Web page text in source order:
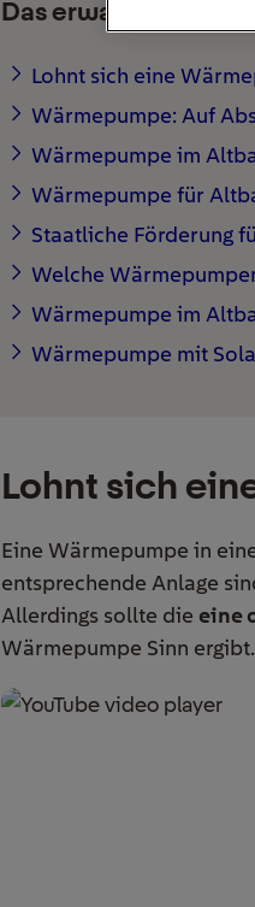
Das erwartet Sie hier
Lohnt sich eine
Wärmepumpe: Auf
Wärmepumpe im
Wärmepumpe für
Staatliche Förderung
Welche
Wärmepumpe im
Wärmepumpe mit
Lohnt sich
Eine Wärmepumpe in
entsprechende Anlage
Allerdings sollte die eine
Wärmepumpe Sinn ergibt.